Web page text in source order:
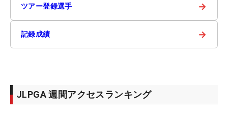
ツアー登録選手 →
記録成績 →
JLPGA 週間アクセスランキング